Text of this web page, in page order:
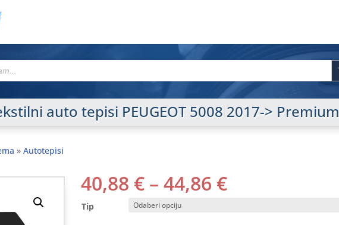
auto tepisi PEUGEOT 5008 2017-> Premium
»Autotepisi
40,88 € – 44,86 €RASPON
CIJENA:
Tip